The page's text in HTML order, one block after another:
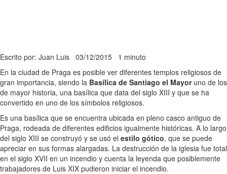
Escrito por: Juan Luis 03/12/2015 1 minuto
En la ciudad de Praga es posible ver diferentes templos religiosos de
gran importancia, siendo la Basílica de Santiago el Mayoruno de los
de mayor historia, una basílica que data del siglo XIII y que se ha
convertido en uno de los símbolos religiosos.
Es una basílica que se encuentra ubicada en pleno casco antiguo de
Praga, rodeada de diferentes edificios igualmente históricas. A lo largo
del siglo XIII se construyó y se usó el estilo gótico, que se puede
apreciar en sus formas alargadas. La destrucción de la iglesia fue total
en el siglo XVII en un incendio y cuenta la leyenda que posiblemente
trabajadores de Luis XIX pudieron iniciar el incendio.